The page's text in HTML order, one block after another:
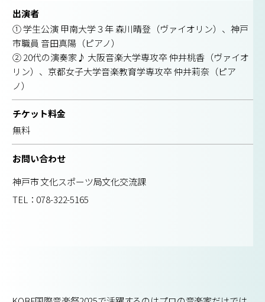
出演者
① 学生公演 甲南大学３年 森川晴登（ヴァイオリン）、神戸
市職員 音田真陽（ピアノ）
② 20代の演奏家♪ 大阪音楽大学専攻卒 仲井桃香（ヴァイオ
リン）、京都女子大学音楽教育学専攻卒 仲井莉奈（ピア
ノ）
チケット料金
無料
お問い合わせ
神戸市 文化スポーツ局文化交流課
TEL： 078-322-5165